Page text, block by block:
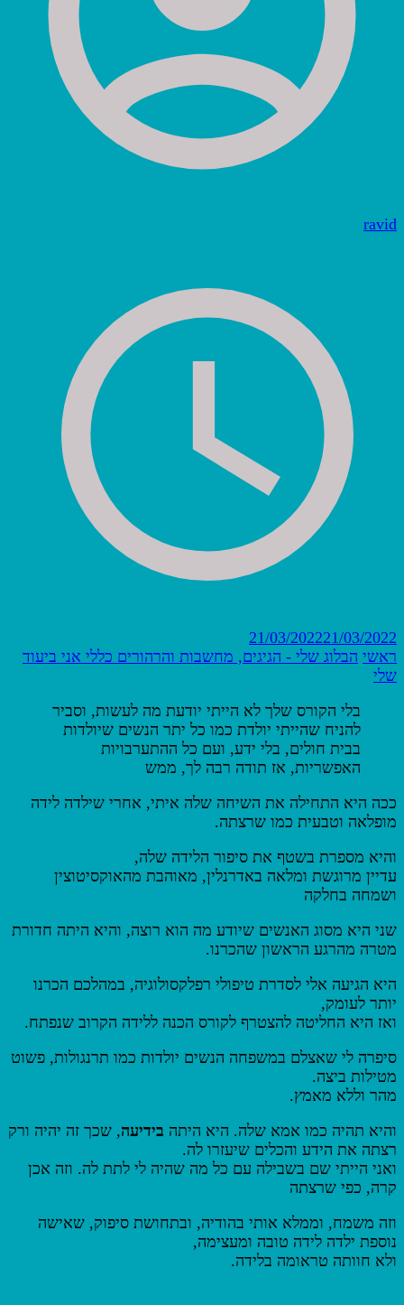
ravid
21/03/202221/03/2022
ראשי הבלוג שלי - הגיגים, מחשבות והרהורים כללי אני ביעוד
שלי
בלי הקורס שלך לא הייתי יודעת מה לעשות, וסביר
להניח שהייתי יולדת כמו כל יתר הנשים שיולדות
בבית חולים, בלי ידע, ועם כל ההתערבויות
האפשריות, אז תודה רבה לך, ממש
ככה היא התחילה את השיחה שלה איתי, אחרי שילדה לידה
מופלאה וטבעית כמו שרצתה.
והיא מספרת בשטף את סיפור הלידה שלה,
עדיין מרוגשת ומלאה באדרנלין, מאוהבת מהאוקסיטוצין
ושמחה בחלקה
שני היא מסוג האנשים שיודע מה הוא רוצה, והיא היתה חדורת
מטרה מהרגע הראשון שהכרנו.
היא הגיעה אלי לסדרת טיפולי רפלקסולוגיה, במהלכם הכרנו
יותר לעומק,
ואז היא החליטה להצטרף לקורס הכנה ללידה הקרוב שנפתח.
סיפרה לי שאצלם במשפחה הנשים יולדות כמו תרנגולות, פשוט
מטילות ביצה.
מהר וללא מאמץ.
והיא תהיה כמו אמא שלה. היא היתה בידיעה, שכך זה יהיה ורק
רצתה את הידע והכלים שיעזרו לה.
ואני הייתי שם בשבילה עם כל מה שהיה לי לתת לה. וזה אכן
קרה, כפי שרצתה
וזה משמח, וממלא אותי בהודיה, ובתחושת סיפוק, שאישה
נוספת ילדה לידה טובה ומעצימה,
ולא חוותה טראומה בלידה.